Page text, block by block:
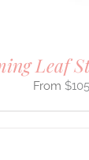
Leaf
$